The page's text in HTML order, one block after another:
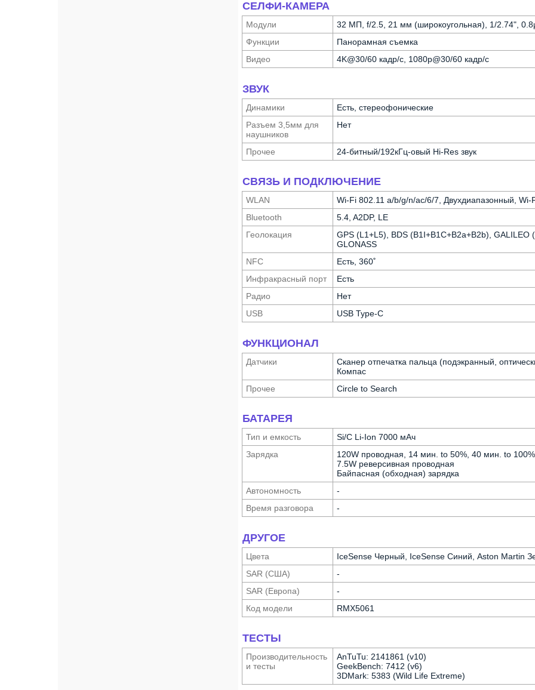
СЕЛФИ-КАМЕРА
Модули
32 МП, f/2.5, 21 мм (широкоугольная), 1/2.74",
Функ­ции
Панорамная съемка
Видео
4K@30/60 кадр/с, 1080p@30/60 кадр/с
ЗВУК
Динамики
Есть, стереофонические
Разъем 3,5мм для
науш­ников
Нет
Прочее 24-битный/192кГц-овый Hi-Res звук
СВЯЗЬ И ПОДКЛЮЧЕНИЕ
WLAN
Wi-Fi 802.11 a/b/g/n/ac/6/7, Двухдиапазонный, Wi-
Bluetooth
5.4, A2DP, LE
Геолока­ция
GPS (L1+L5), BDS (B1I+B1C+B2a+B2b), GALILEO
GLONASS
NFC
Есть, 360˚
Инфра­красный порт
Есть
Радио
Нет
USB
USB Type-C
ФУНКЦИОНАЛ
Датчики
Сканер отпечатка пальца (подэкранный,
Компас
Прочее
Circle to Search
БАТАРЕЯ
Тип и емкость
Si/C Li-Ion 7000 мАч
Зарядка
120W проводная, 14 мин. to 50%, 40 мин. to 100%
7.5W реверсивная проводная
Байпасная (обходная) зарядка
Автоно­мность
-
Время разговора
-
ДРУГОЕ
Цвета
IceSense Черный, IceSense Синий, Aston Martin
SAR (США)
-
SAR (Европа)
-
Код модели
RMX5061
ТЕСТЫ
Производи­тельность
и тесты
AnTuTu: 2141861 (v10)
GeekBench: 7412 (v6)
3DMark: 5383 (Wild Life Extreme)